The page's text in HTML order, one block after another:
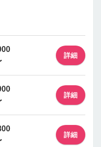
詳細
詳細
詳細